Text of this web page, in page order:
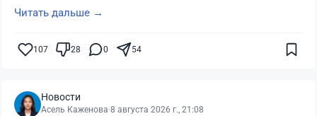
Читать дальше →
107 28 0 54
Новости
Асель Каженова·8 августа 2026 г., 21:08